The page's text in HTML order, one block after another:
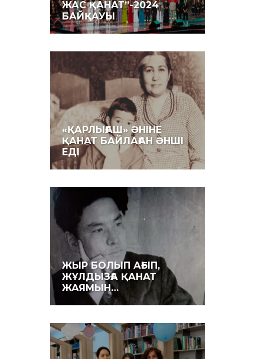
ЖАС ҚАНАТ”-2024
БАЙҚАУЫ
«ҚАРЛЫҒАШ» ӘНІНЕ
ҚАНАТ БАЙЛАҒАН ӘНШІ
ЕДІ
ЖЫР БОЛЫП АҒЫП,
ЖҰЛДЫЗҒА ҚАНАТ
ЖАЯМЫН…